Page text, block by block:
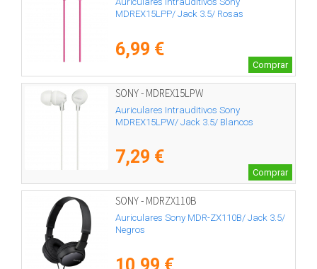
MDREX15LPP/ Jack 3.5/ Rosas
6,99 €
Comprar
SONY - MDREX15LPW
Auriculares Intrauditivos Sony
MDREX15LPW/ Jack 3.5/ Blancos
7,29 €
Comprar
SONY - MDRZX110B
Auriculares Sony MDR-ZX110B/ Jack 3.5/
Negros